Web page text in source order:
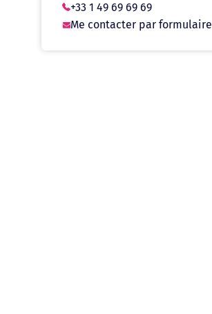
+33 1 49 69 69 69
Me contacter par formulaire